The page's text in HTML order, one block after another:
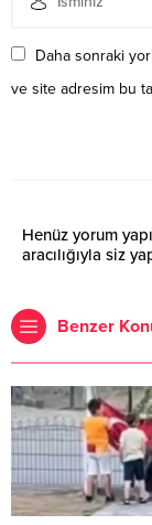
Daha sonraki
ve site adresim bu
Henüz yorum
aracılığıyla siz
Benzer